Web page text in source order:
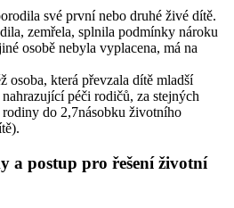
své první nebo druhé živé dítě.
zemřela, splnila podmínky nároku
osobě nebyla vyplacena, má na
osoba, která převzala dítě mladší
péči rodičů, za stejných
do 2,7násobku životního
a postup pro řešení životní